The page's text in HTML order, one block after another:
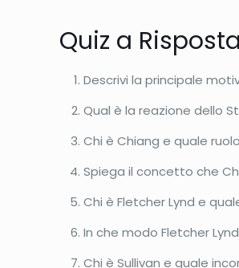
Quiz a
Descrivi la principale
Qual è la reazione dello
Chi è Chiang e quale
Spiega il concetto che
Chi è Fletcher Lynd e
In che modo Fletcher
Chi è Sullivan e quale